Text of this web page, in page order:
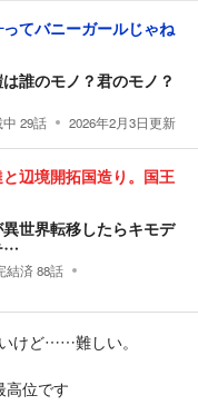
てバニーガールじゃね
誰のモノ？君のモノ？
29話 2026年2月3日更新
と辺境開拓国造り。国王
世界転移したらキモデ
…
結済88話
けど……難しい。
高位です